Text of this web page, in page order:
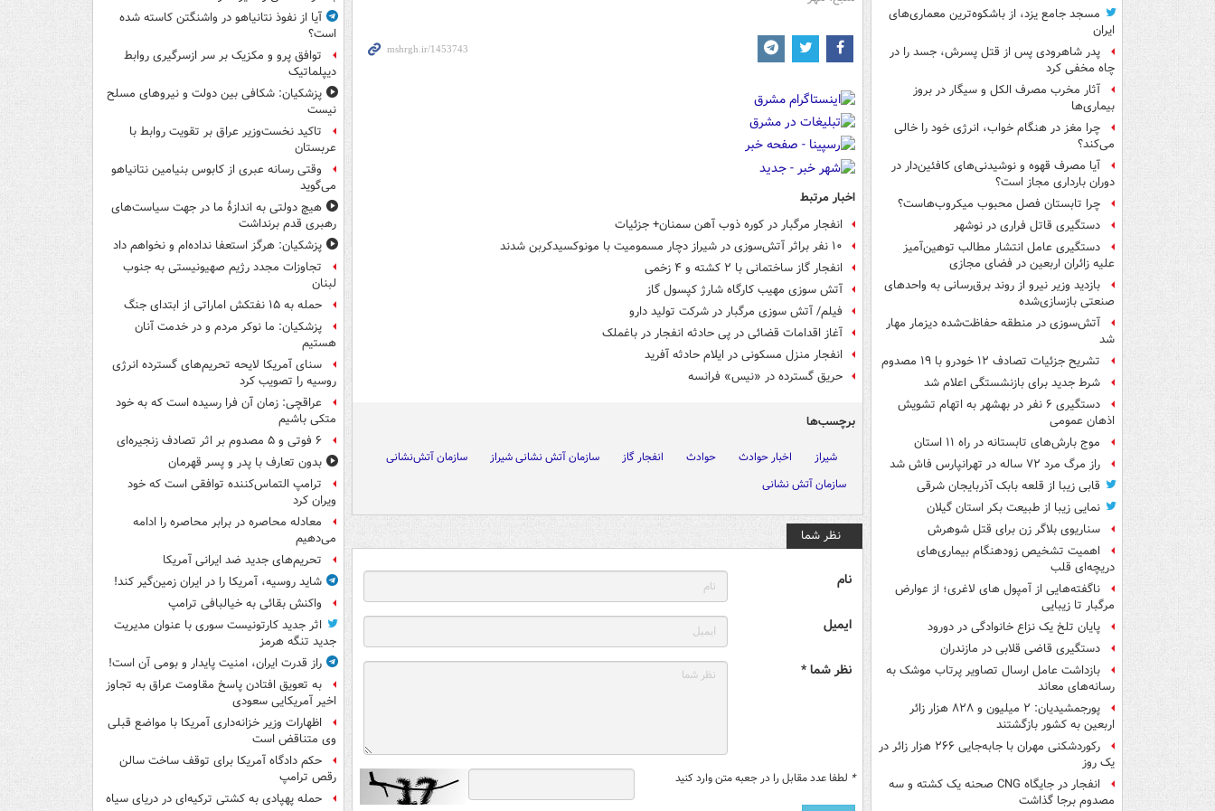
مسجد جامع یزد، از باشکوه‌ترین معماری‌های
ایران
پدر شاهرودی پس از قتل پسرش، جسد را در
چاه مخفی کرد
آثار مخرب مصرف الکل و سیگار در بروز
بیماری‌ها
چرا مغز در هنگام خواب، انرژی خود را خالی
می‌کند؟
آیا مصرف قهوه و نوشیدنی‌های کافئین‌دار در
دوران بارداری مجاز است؟
چرا تابستان فصل محبوب میکروب‌هاست؟
دستگیری قاتل فراری در نوشهر
دستگیری عامل انتشار مطالب توهین‌آمیز
علیه زائران اربعین در فضای مجازی
بازدید وزیر نیرو از روند برق‌رسانی به واحدهای
صنعتی بازسازی‌شده
آتش‌سوزی در منطقه حفاظت‌شده دیزمار مهار
شد
تشریح جزئیات تصادف ۱۲ خودرو با ۱۹ مصدوم
شرط جدید برای بازنشستگی اعلام شد
دستگیری ۶ نفر در بهشهر به اتهام تشویش
اذهان عمومی
موج بارش‌های تابستانه در راه ۱۱ استان
راز مرگ مرد ۷۲ ساله در تهرانپارس فاش شد
قابی زیبا از قلعه بابک آذربایجان شرقی
نمایی زیبا از طبیعت بکر استان گیلان
سناریوی بلاگر زن برای قتل شوهرش
اهمیت تشخیص زودهنگام بیماری‌های
دریچه‌ای قلب
ناگفته‌هایی از آمپول های لاغری؛ از عوارض
مرگبار تا زیبایی
پایان تلخ یک نزاع خانوادگی در دورود
دستگیری قاضی قلابی در مازندران
بازداشت عامل ارسال تصاویر پرتاب موشک به
رسانه‌های معاند
پورجمشیدیان: ۲ میلیون و ۸۲۸ هزار زائر
اربعین به کشور بازگشتند
رکوردشکنی مهران با جابه‌جایی ۲۶۶ هزار زائر در
یک روز
انفجار در جایگاه CNG صحنه یک کشته و سه
مصدوم برجا گذاشت
اخبار مرتبط
انفجار مرگبار در کوره ذوب آهن سمنان+ جزئیات
۱۰ نفر براثر آتش‌سوزی در شیراز دچار مسمومیت با مونوکسیدکربن شدند
انفجار گاز ساختمانی با ۲ کشته و ۴ زخمی
آتش سوزی مهیب کارگاه شارژ کپسول گاز
فیلم/ آتش سوزی مرگبار در شرکت تولید دارو
آغاز اقدامات قضائی در پی حادثه انفجار در باغملک
انفجار منزل مسکونی در ایلام حادثه آفرید
حریق گسترده در «نیس» فرانسه
برچسب‌ها
شیراز اخبار حوادث حوادث انفجار گاز سازمان آتش نشانی شیراز
سازمان آتش‌نشانی
سازمان آتش نشانی
نظر شما
نام
ایمیل
نظر شما *
* لطفا عدد مقابل را در جعبه متن وارد کنید
آیا از نفوذ نتانیاهو در واشنگتن کاسته شده
است؟
توافق پرو و مکزیک بر سر ازسرگیری روابط
دیپلماتیک
پزشکیان: شکافی بین دولت و نیروهای مسلح
نیست
تاکید نخست‌وزیر عراق بر تقویت روابط با
عربستان
وقتی رسانه عبری از کابوس بنیامین نتانیاهو
می‌گوید
هیچ دولتی به اندازۀ ما در جهت سیاست‌های
رهبری قدم برنداشت
پزشکیان: هرگز استعفا نداده‌ام و نخواهم داد
تجاوزات مجدد رژیم صهیونیستی به جنوب
لبنان
حمله به ۱۵ نفتکش‌ اماراتی از ابتدای جنگ
پزشکیان: ما نوکر مردم و در خدمت آنان
هستیم
سنای آمریکا لایحه تحریم‌های گسترده انرژی
روسیه را تصویب کرد
عراقچی: زمان آن فرا رسیده است که به خود
متکی باشیم
۶ فوتی و ۵ مصدوم بر اثر تصادف زنجیره‌ای
بدون تعارف با پدر و پسر قهرمان
ترامپ التماس‌کننده توافقی است که خود
ویران کرد
معادله محاصره در برابر محاصره را ادامه
می‌دهیم
تحریم‌های جدید ضد ایرانی آمریکا
شاید روسیه، آمریکا را در ایران زمین‌گیر کند!
واکنش بقائی به خیالبافی ترامپ
اثر جدید کارتونیست سوری با عنوان مدیریت
جدید تنگه هرمز
راز قدرت ایران، امنیت پایدار و بومی آن است!
به تعویق افتادن پاسخ مقاومت عراق به تجاوز
اخیر آمریکایی سعودی
اظهارات وزیر خزانه‌داری آمریکا با مواضع قبلی
وی متناقض است
حکم دادگاه آمریکا برای توقف ساخت سالن
رقص ترامپ
حمله پهپادی به کشتی ترکیه‌ای در دریای سیاه